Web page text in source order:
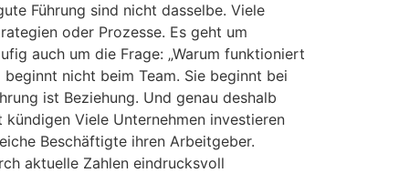
Führung sind nicht dasselbe. Viele
oder Prozesse. Es geht um
auch um die Frage: „Warum funktioniert
nicht beim Team. Sie beginnt bei
ist Beziehung. Und genau deshalb
Viele Unternehmen investieren
Beschäftigte ihren Arbeitgeber.
aktuelle Zahlen eindrucksvoll